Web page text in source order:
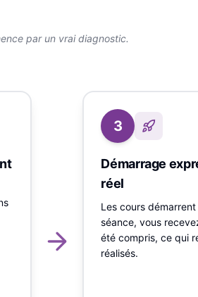
par un vrai diagnostic.
3
Démarrage
réel
Les cours
séance, vous
été compris, ce qui
réalisés.